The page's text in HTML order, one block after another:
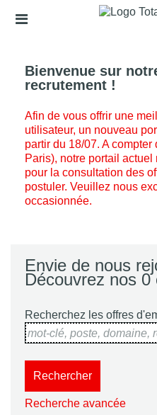
Liens
tête
Bienvenue sur
recrutement !
Afin de vous offrir une
utilisateur, un nouveau
partir du 18/07. A
Paris), notre portail
pour la consultation des
postuler. Veuillez nous
occasionnée.
Envie de nous
Découvrez nos 0
Recherchez les offres
mot-clé, poste, domaine,
Rechercher
Recherche avancée